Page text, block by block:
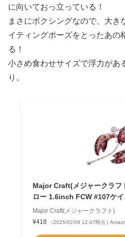
に向いておっ立っている！
まさにボクシングなので、大き
イティングポーズをとったあの
る！
小さめ食わせサイズで浮力があ
り。
Major Craft(メジャークラフ
ロー 1.6inch FCW #107ケ
Major Craft(メジャークラフト)
¥418
（2025/02/09 12:47時点 |